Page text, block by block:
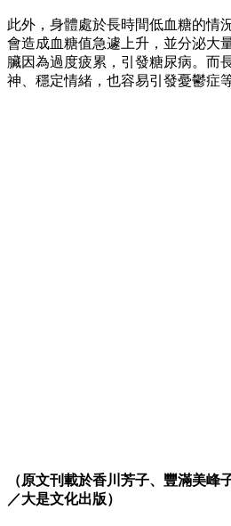
此外，身體處於長時間低血糖的情
會造成血糖值急遽上升，並分泌大
臟因為過度疲累，引發糖尿病。而
神、穩定情緒，也容易引發憂鬱症
（原文刊載於香川芳子、豐滿美峰
／大是文化出版）